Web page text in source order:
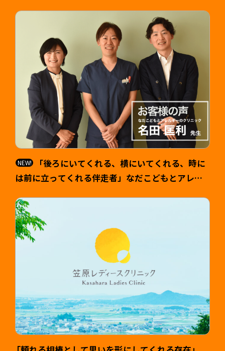
「後ろにいてくれる、横にいてくれる、時に
は前に立ってくれる伴走者」なだこどもとアレル
し）様 >